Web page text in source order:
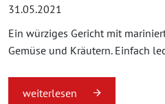
31.05.2021
Ein würziges Gericht mit
Gemüse und Kräutern. Einfach
weiterlesen